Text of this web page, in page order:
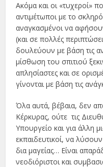
Ακόμα και οι «τυχεροί»
αντιμέτωποι με το
αναγκασμένοι να
(και σε πολλές
δουλεύουν με βάση τις
μίσθωση του σπιτιού
απλησίαστες και σε
γίνονται με βάση τις
Όλα αυτά, βέβαια, δεν
Κέρκυρας, ούτε τις
Υπουργείο και για άλλη
εκπαιδευτικοί, να
δια μαγείας… Είναι
νεοδιόριστοι και